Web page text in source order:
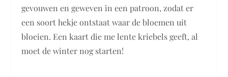
gevouwen en geweven in een patroon, zodat er
een soort hekje ontstaat waar de bloemen uit
bloeien. Een kaart die me lente kriebels geeft, al
moet de winter nog starten!